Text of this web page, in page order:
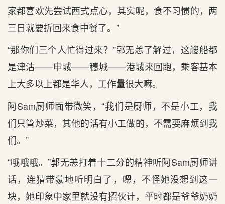
家都喜欢先尝试西式点心，其实呢，食不习惯的，两
三日就要折回来食中餐了。”
“那你们三个人忙得过来？”郭无恙了解过，这艘船都
是津沽——申城——穗城——港城来回跑，乘客基本
上大多以上都是华人，工作量很大嘛。
阿Sam厨师面带微笑，“我们是厨师，不是小工，我
们只管炒菜，其他的活有小工做的，不需要麻烦到我
们。”
“哦哦哦。”郭无恙打着十二分的精神听阿Sam厨师讲
话，连猜带蒙地听明白了，嗯，不怪她没想到这一
块，她印象中家里就没有招伙计，平时都是爷爷奶奶